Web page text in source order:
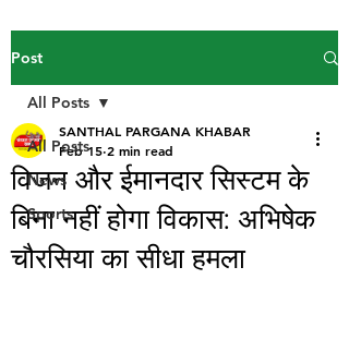
Post
All Posts
News
Sports
All Posts
विजन और ईमानदार सिस्टम के
बिना नहीं होगा विकास: अभिषेक
चौरसिया का सीधा हमला
SANTHAL PARGANA KHABAR
Feb 15 2 min read